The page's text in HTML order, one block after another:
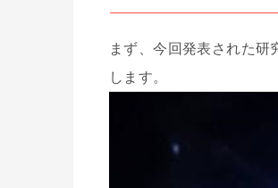
まず、今回発表された研
します。